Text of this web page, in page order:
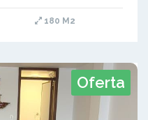
180 M2
Oferta